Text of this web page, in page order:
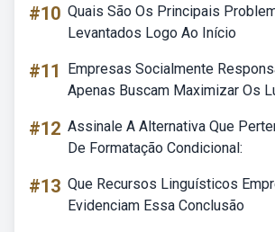
#10 Quais São Os Principais
Levantados Logo Ao Início
#11
Empresas Socialmente
Apenas Buscam Maximizar Os
#12 Assinale A Alternativa Que
De Formatação Condicional:
#13 Que Recursos Linguísticos
Evidenciam Essa Conclusão